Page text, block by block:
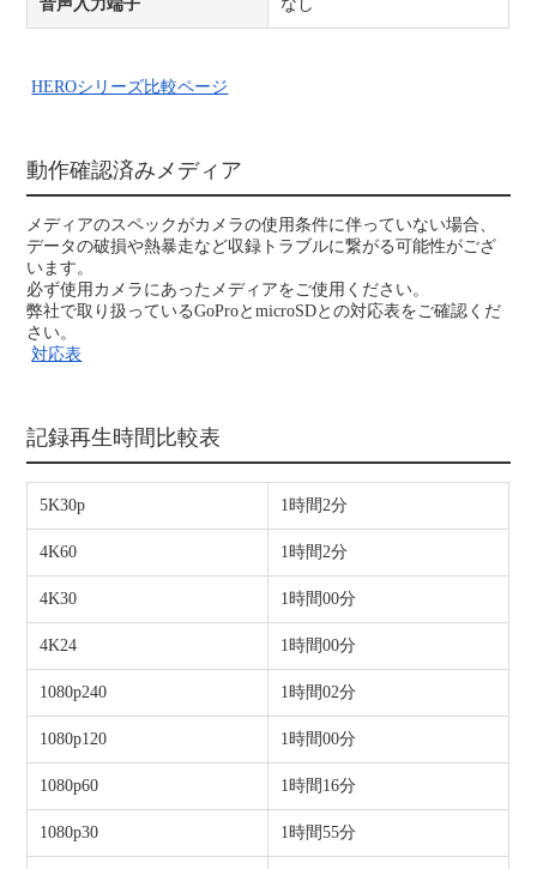
音声入力端子 なし
HEROシリーズ比較ページ
動作確認済みメディア
メディアのスペックがカメラの使用条件に伴っていない場合、
データの破損や熱暴走など収録トラブルに繋がる可能性がござ
います。
必ず使用カメラにあったメディアをご使用ください。
弊社で取り扱っているGoProとmicroSDとの対応表をご確認くだ
さい。
対応表
記録再生時間比較表
5K30p 1時間2分
4K60 1時間2分
4K30 1時間00分
4K24 1時間00分
1080p240 1時間02分
1080p120 1時間00分
1080p60 1時間16分
1080p30 1時間55分